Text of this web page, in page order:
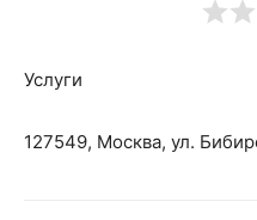
Услуги
127549, Москва, ул.